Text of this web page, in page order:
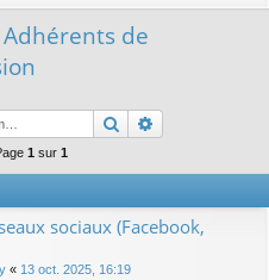
h
de
Rechercher
1 sur 1
sociaux (Facebook,
« 13 oct. 2025, 16:19